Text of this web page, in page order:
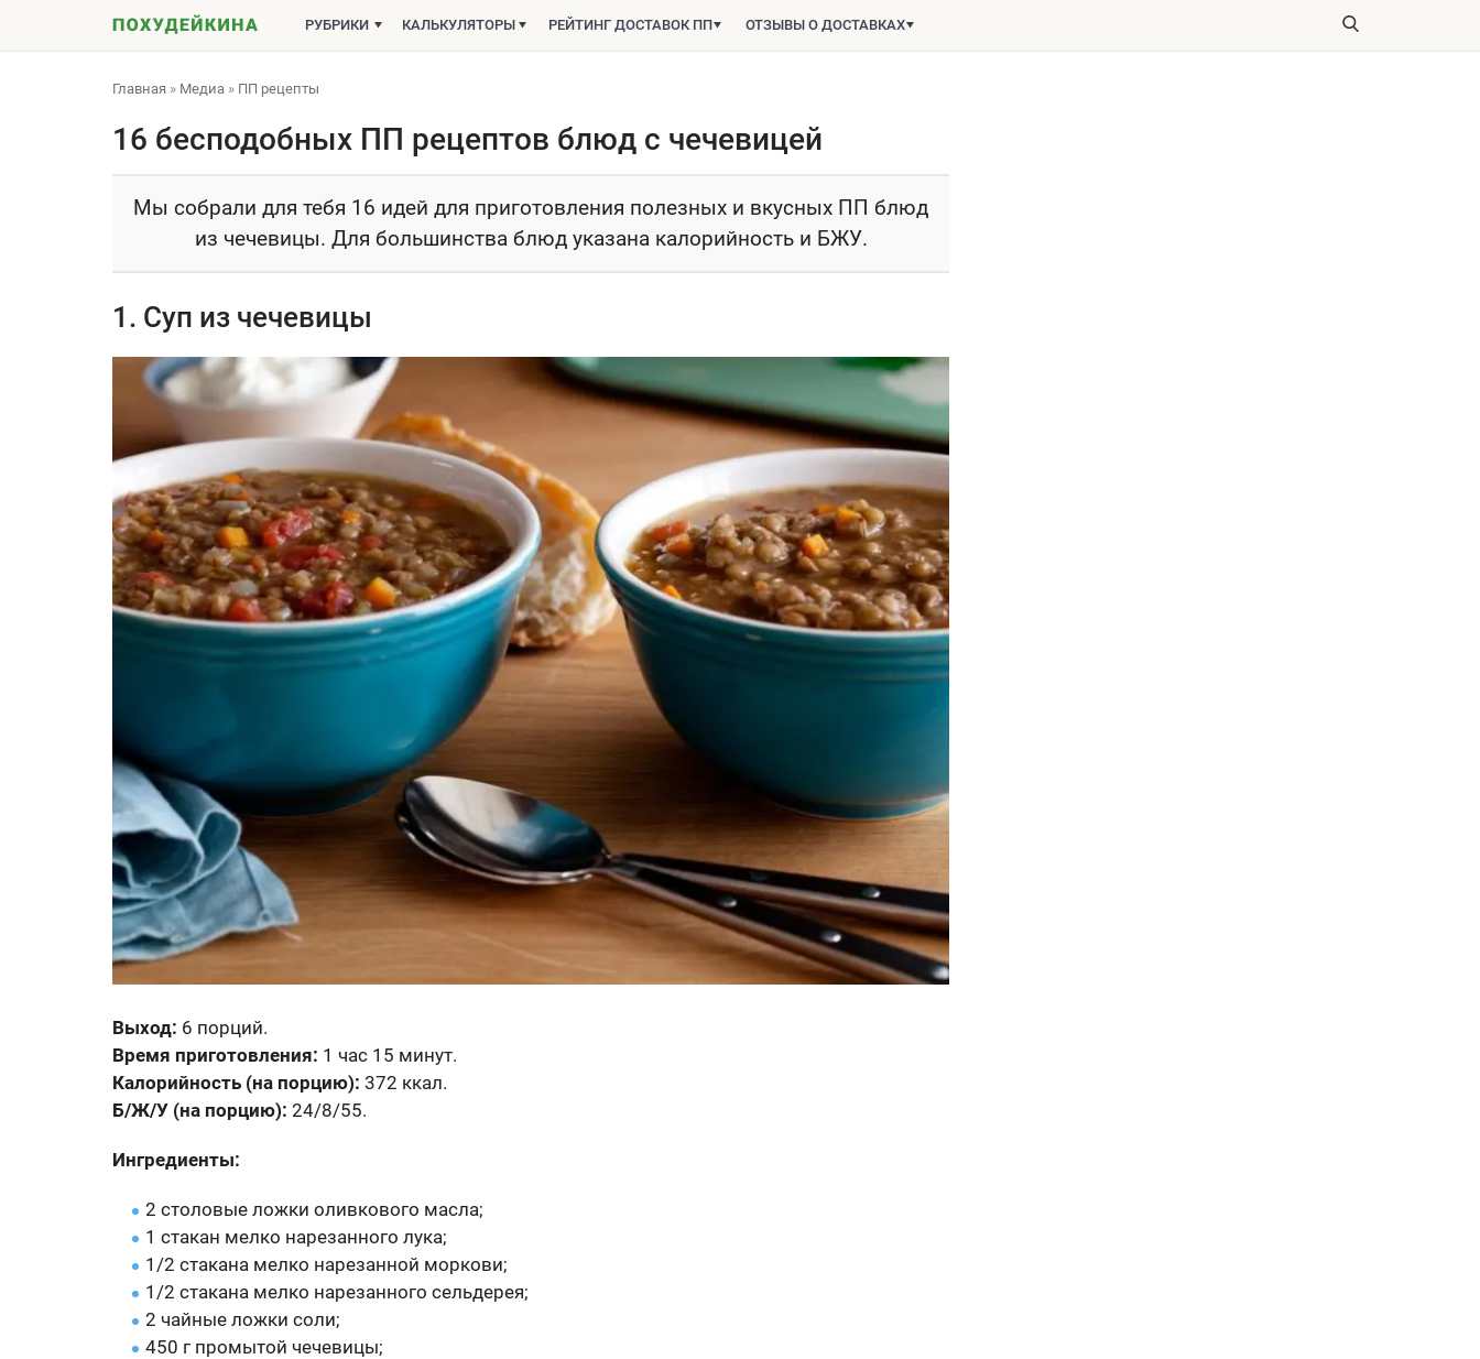
РУБРИКИ КАЛЬКУЛЯТОРЫ РЕЙТИНГ ДОСТАВОК ПП ОТЗЫВЫ О ДОСТАВКАХ
Главная » Медиа » ПП рецепты
16 бесподобных ПП рецептов блюд с чечевицей
Мы собрали для тебя 16 идей для приготовления полезных и вкусных ПП блюд
из чечевицы. Для большинства блюд указана калорийность и БЖУ.
1. Суп из чечевицы
Выход: 6 порций.
Время приготовления: 1 час 15 минут.
Калорийность (на порцию): 372 ккал.
Б/Ж/У (на порцию): 24/8/55.
Ингредиенты:
2 столовые ложки оливкового масла;
1 стакан мелко нарезанного лука;
1/2 стакана мелко нарезанной моркови;
1/2 стакана мелко нарезанного сельдерея;
2 чайные ложки соли;
450 г промытой чечевицы;